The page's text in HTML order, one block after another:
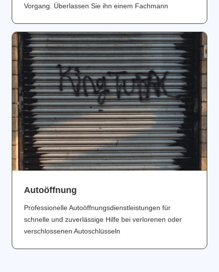
Vorgang. Überlassen Sie ihn einem Fachmann
Аutoöffnung
Professionelle Autoöffnungsdienstleistungen für
schnelle und zuverlässige Hilfe bei verlorenen oder
verschlossenen Autoschlüsseln